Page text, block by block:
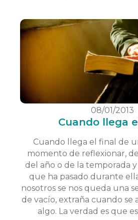
08/01/2013
Cuando llega
Cuando llega el final de
momento de reflexionar,
del año o de la temporada
que ha pasado durante
nosotros se nos queda una
de vacío, extraña cuando se
algo. La verdad es que